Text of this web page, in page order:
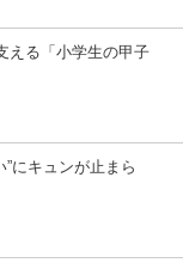
える「小学生の甲子
にキュンが止まら